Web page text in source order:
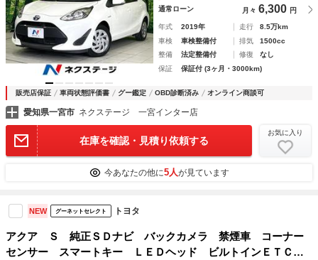
通常ローン 月々 6,300 円
年式 2019年 走行
8.5万km
車検
車検整備付 排気
1500cc
整備
法定整備付 修復
なし
保証
保証付 (3ヶ月・3000km)
販売店保証 車両状態評価書 グー鑑定 OBD診断済み オンライン商談可
愛知県一宮市 ネクステージ 一宮インター店
在庫を確認・見積り依頼する
お気に入り
今あなたの他に5人が見ています
NEW グーネットセレクト トヨタ
アクア Ｓ 純正ＳＤナビ バックカメラ 禁煙車 コーナー
センサー スマートキー ＬＥＤヘッド ビルトインＥＴＣ